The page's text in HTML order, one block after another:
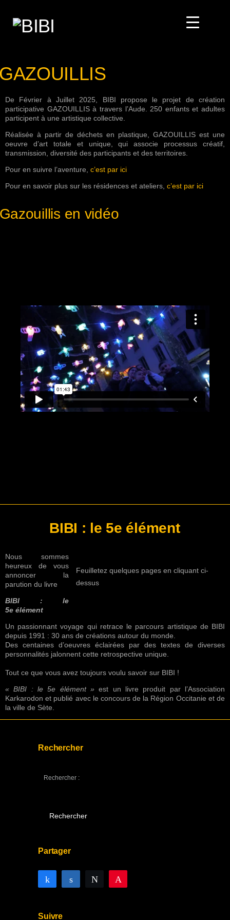
De Février à Juillet 2025, BIBI propose le projet de création
participative GAZOUILLIS à travers l’Aude. 250 enfants et adultes
participent à une artistique collective.
Réalisée à partir de déchets en plastique, GAZOUILLIS est une
oeuvre d’art totale et unique, qui associe processus créatif,
transmission, diversité des participants et des territoires.
Pour en suivre l’aventure, c’est par ici
Pour en savoir plus sur les résidences et ateliers, c’est par ici
en vidéo
BIBI : le 5e élément
Feuilletez quelques pages en cliquant ci-
dessus
Nous sommes
heureux de vous
annoncer la
parution du livre
BIBI : le
5e élément
Un passionnant voyage qui retrace le parcours artistique de BIBI
depuis 1991 : 30 ans de créations autour du monde.
Des centaines d’oeuvres éclairées par des textes de diverses
personnalités jalonnent cette retrospective unique.
Tout ce que vous avez toujours voulu savoir sur BIBI !
« BIBI : le 5e élément » est un livre produit par l’Association
Karkarodon et publié avec le concours de la Région Occitanie et de
la ville de Sète.
Rechercher
Rechercher :
Partager
Partagez Partagez Tweetez
Suivre